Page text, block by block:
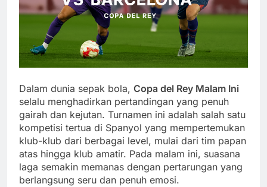
Dalam dunia sepak bola, Copa del Rey Malam Ini
selalu menghadirkan pertandingan yang penuh
gairah dan kejutan. Turnamen ini adalah salah satu
kompetisi tertua di Spanyol yang mempertemukan
klub-klub dari berbagai level, mulai dari tim papan
atas hingga klub amatir. Pada malam ini, suasana
laga semakin memanas dengan pertarungan yang
berlangsung seru dan penuh emosi.